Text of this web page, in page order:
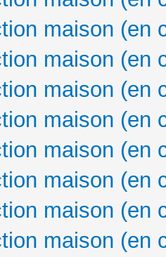
maison (en
maison (en
maison (en
maison (en
maison (en
maison (en
maison (en
maison (en